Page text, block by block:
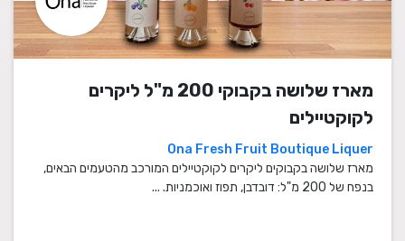
מארז שלושה בקבוקי 200 מ"ל ליקרים
לקוקטיילים
Ona Fresh Fruit Boutique Liquer
מארז שלושה בקבוקים ליקרים לקוקטיילים המורכב מהטעמים הבאים,
בנפח של 200 מ"ל: דובדבן, תפוז ואוכמניות. ...